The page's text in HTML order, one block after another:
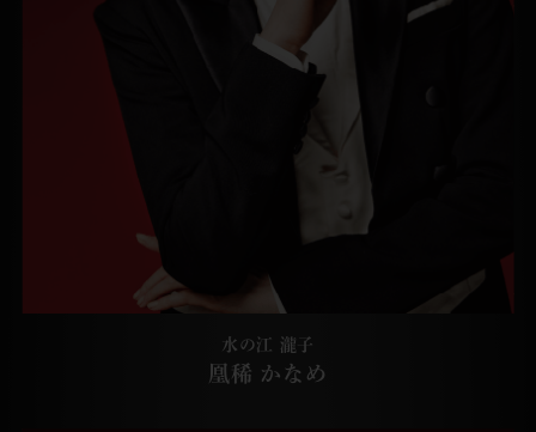
水の江 瀧子
凰稀 かなめ